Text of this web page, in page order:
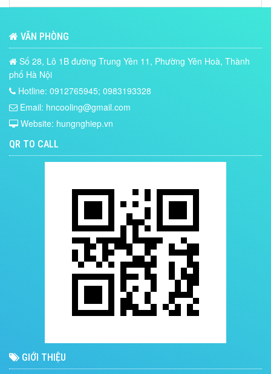
VĂN PHÒNG
Số 28, Lô 1B đường Trung Yên 11, Phường Yên Hoà, Thành
phố Hà Nội
Hotline: 0912765945; 0983193328
Email: hncooling@gmail.com
Website: hungnghiep.vn
QR TO CALL
GIỚI THIỆU